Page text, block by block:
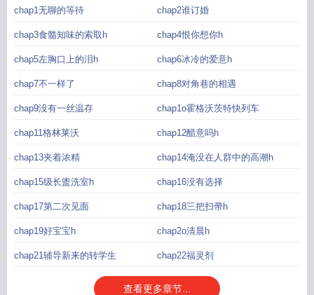
chap1无聊的等待 chap2谁订婚
chap3食髓知味的索取h chap4恨你想你h
chap5左胸口上的泪h chap6冰冷的爱意h
chap7不一样了 chap8对角巷的相遇
chap9没有一丝温存 chap1o霍格沃茨特快列车
chap11格林莱沃 chap12醋意吗h
chap13夹着浓精 chap14淹没在人群中的高潮h
chap15级长盥洗室h chap16没有选择
chap17第二次见面 chap18三把扫帚h
chap19好宝宝h chap2o清晨h
chap21辅导新来的转学生 chap22福灵剂
查看更多章节...